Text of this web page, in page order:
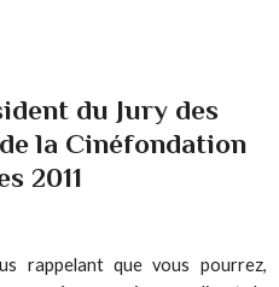
du Jury des
la Cinéfondation
2011
rappelant que vous pourrez,